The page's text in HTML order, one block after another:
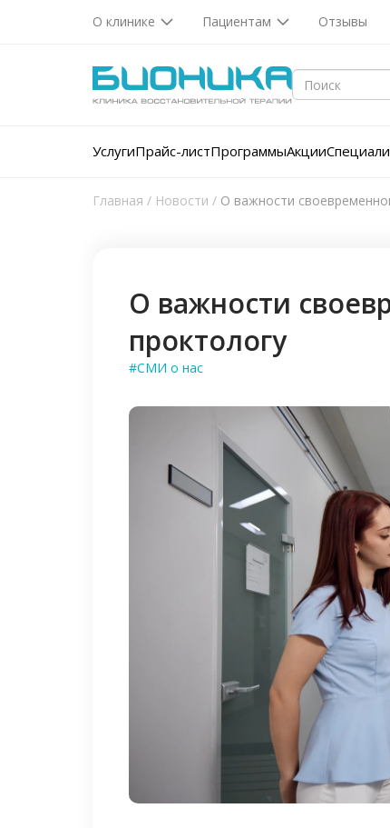
О клинике Пациентам Отзывы
УслугиПрайс-листПрограммыАкции
Главная / Новости / О важности
О важности
проктологу
#СМИ о нас